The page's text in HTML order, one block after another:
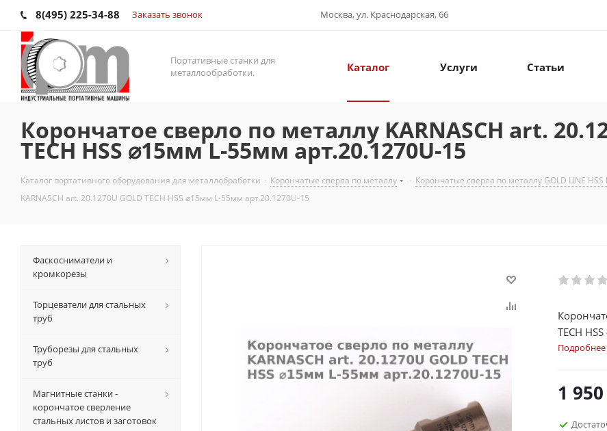
8(495) 225-34-88 Заказать звонок Москва, ул. Краснодарская, 66
Портативные станки для
металлообработки.
Каталог Услуги Статьи
Корончатое сверло по металлу KARNASCH art.
TECH HSS ⌀15мм L-55мм арт.20.1270U-15
Каталог портативного оборудования для металлобработки - Корончатые сверла по металлу - Корончатые сверла по металлу GOLD LINE HSS
KARNASCH art. 20.1270U GOLD TECH HSS ⌀15мм L-55мм арт.20.1270U-15
TECH
Подробнее
1 950
Фаскосниматели и
кромкорезы
Торцеватели для стальных
труб
Труборезы для стальных
труб
Магнитные станки -
корончатое сверление
стальных листов и заготовок